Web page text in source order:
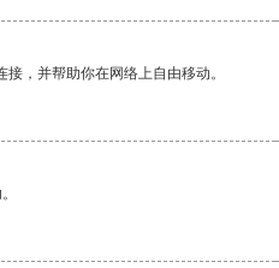
，并帮助你在网络上自由移动。